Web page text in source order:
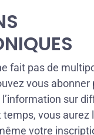
fait pas de
vous abonner
sur
temps, vous aurez
votre